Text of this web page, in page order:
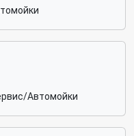
Автомойки